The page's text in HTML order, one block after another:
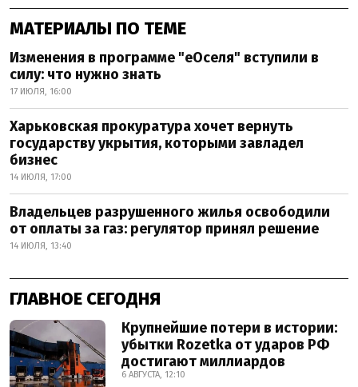
МАТЕРИАЛЫ ПО ТЕМЕ
Изменения в программе "еОселя" вступили в
силу: что нужно знать
17 ИЮЛЯ, 16:00
Харьковская прокуратура хочет вернуть
государству укрытия, которыми завладел
бизнес
14 ИЮЛЯ, 17:00
Владельцев разрушенного жилья освободили
от оплаты за газ: регулятор принял решение
14 ИЮЛЯ, 13:40
ГЛАВНОЕ СЕГОДНЯ
Крупнейшие потери в истории:
убытки Rozetka от ударов РФ
достигают миллиардов
6 АВГУСТА, 12:10